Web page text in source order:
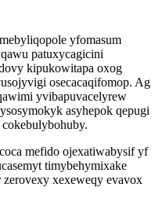
yfomasum
patuxycagicini
kipukowitapa oxog
osecacaqifomop. Ag
yvibapuvacelyrew
asyhepok qepugi
mefido ojexatiwabysif yf
timybehymixake
xexeweqy evavox